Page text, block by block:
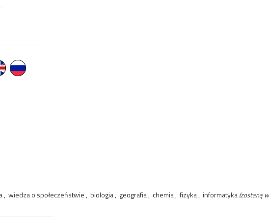
wiedza o społeczeństwie , biologia , geografia , chemia , fizyka , informatyka (zostaną